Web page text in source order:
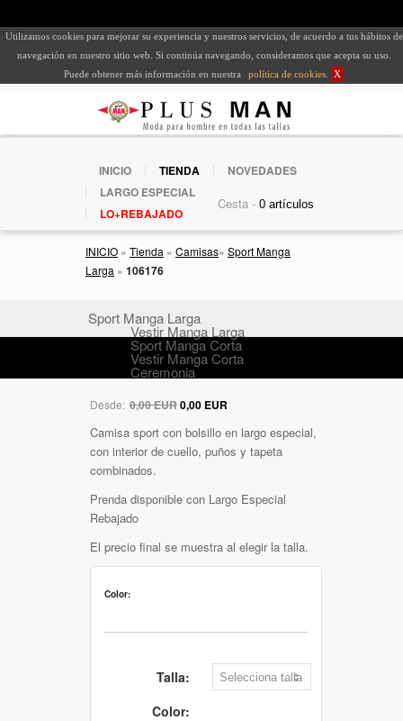
Utilizamos cookies para mejorar su experiencia y nuestros servicios, de acuerdo a tus hábitos de
navegación en nuestro sitio web. Si continúa navegando, consideramos que acepta su uso.
Puede obtener más información en nuestra
política de cookies X
INICIO TIENDA
NOVEDADES
LARGO ESPECIAL
LO+REBAJADO
Cesta -
INICIO » Tienda » Camisas» Sport Manga
Larga » 106176
Sport Manga Larga
Vestir Manga Larga
Sport Manga Corta
Vestir Manga Corta
Ceremonia
Desde: 0,00 EUR0,00 EUR
Camisa sport con bolsillo en largo especial,
con interior de cuello, puños y tapeta
combinados.
Prenda disponible con Largo Especial
Rebajado
El precio final se muestra al elegir la talla.
Color:
Talla:
Color: